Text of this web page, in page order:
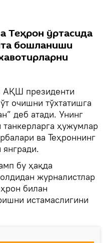
Теҳрон ўртасида
бошланиши
АҚШ президенти
очишни тўхтатишга
деб атади. Унинг
ҳужумлар
ва Теҳроннинг
янгради.
бу ҳақда
журналистлар
билан
истамаслигини